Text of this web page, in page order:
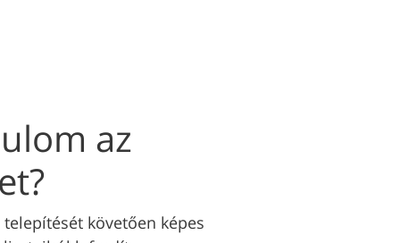
az
követően képes